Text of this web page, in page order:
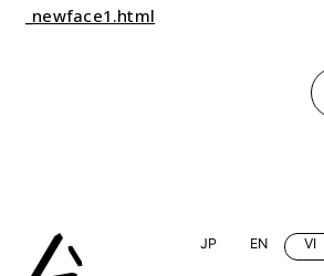
_newface1.html
JP EN VI